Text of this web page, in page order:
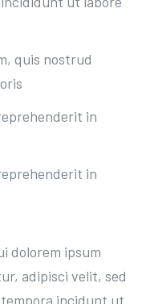
quis nostrud
in
in
dolorem ipsum
adipisci velit, sed
incidunt ut